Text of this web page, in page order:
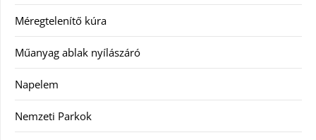
Méregtelenítő kúra
Műanyag ablak nyílászáró
Napelem
Nemzeti Parkok